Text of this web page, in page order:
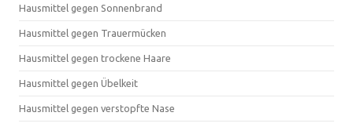
Hausmittel gegen Sonnenbrand
Hausmittel gegen Trauermücken
Hausmittel gegen trockene Haare
Hausmittel gegen Übelkeit
Hausmittel gegen verstopfte Nase